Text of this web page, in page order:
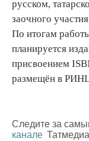
русском,
заочного
По итогам
планируется
присвоением
размещён в
Следите за
канале Татмедиа